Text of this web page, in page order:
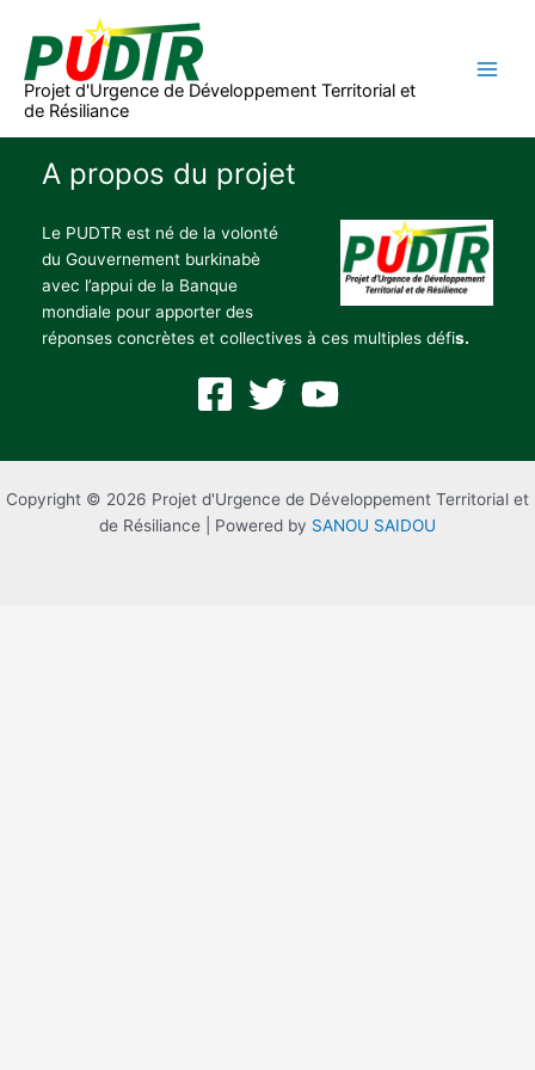
contenu
Projet d'Urgence de Développement Territorial et
de Résiliance
A propos du projet
Le PUDTR est né de la volonté
du Gouvernement burkinabè
avec l’appui de la Banque
mondiale pour apporter des
réponses concrètes et collectives à ces multiples défis.
Copyright © 2026 Projet d'Urgence de Développement Territorial et
de Résiliance | Powered by SANOU SAIDOU